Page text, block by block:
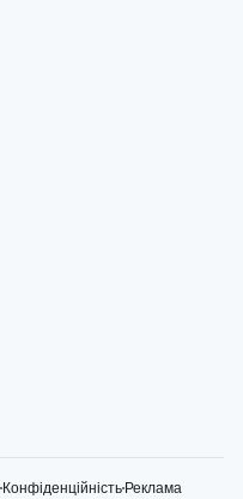
КонфіденційністьРеклама